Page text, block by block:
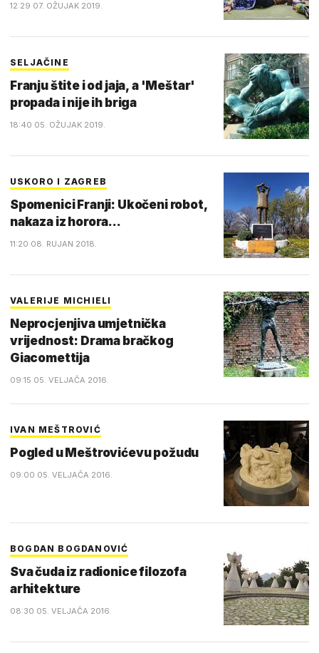
12:29 07. OŽUJAK 2019.
SELJAČINE
Franju štite i od jaja, a 'Meštar'
propada i nije ih briga
18:40 05. OŽUJAK 2019.
USKORO I ZAGREB
Spomenici Franji: Ukočeni robot,
nakaza iz horora...
11:20 08. RUJAN 2018.
VALERIJE MICHIELI
Neprocjenjiva umjetnička
vrijednost: Drama bračkog
Giacomettija
09:15 05. VELJAČA 2016.
IVAN MEŠTROVIĆ
Pogled u Meštrovićevu požudu
09:00 05. VELJAČA 2016.
BOGDAN BOGDANOVIĆ
Sva čuda iz radionice filozofa
arhitekture
08:30 05. VELJAČA 2016.